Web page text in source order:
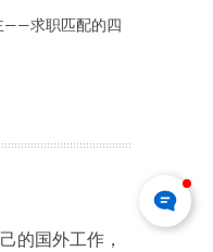
——求职匹配的四
的国外工作，